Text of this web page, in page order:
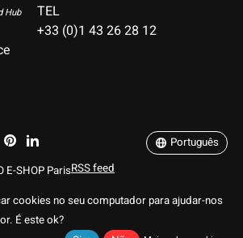
Hub
TEL
+33 (0)1 43 26 28 12
E-SHOP ParisRSS feed
Português
cookies no seu computador para ajudar-nos
É este ok?